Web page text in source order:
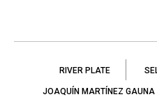
RIVER PLATE
JOAQUÍN MARTÍNEZ GAUNA